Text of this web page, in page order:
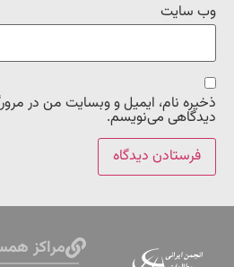
وب‌ سایت
ذخیره نام، ایمیل و وبسایت من در
دیدگاهی می‌نویسم.
مراکز